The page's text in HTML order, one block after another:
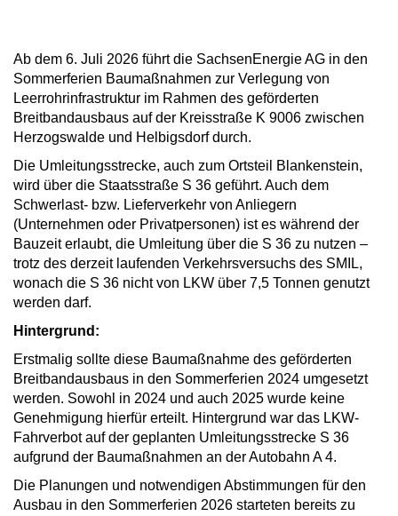
Ab dem 6. Juli 2026 führt die SachsenEnergie AG in den
Sommerferien Baumaßnahmen zur Verlegung von
Leerrohrinfrastruktur im Rahmen des geförderten
Breitbandausbaus auf der Kreisstraße K 9006 zwischen
Herzogswalde und Helbigsdorf durch.
Die Umleitungsstrecke, auch zum Ortsteil Blankenstein,
wird über die Staatsstraße S 36 geführt. Auch dem
Schwerlast- bzw. Lieferverkehr von Anliegern
(Unternehmen oder Privatpersonen) ist es während der
Bauzeit erlaubt, die Umleitung über die S 36 zu nutzen –
trotz des derzeit laufenden Verkehrsversuchs des SMIL,
wonach die S 36 nicht von LKW über 7,5 Tonnen genutzt
werden darf.
Hintergrund:
Erstmalig sollte diese Baumaßnahme des geförderten
Breitbandausbaus in den Sommerferien 2024 umgesetzt
werden. Sowohl in 2024 und auch 2025 wurde keine
Genehmigung hierfür erteilt. Hintergrund war das LKW-
Fahrverbot auf der geplanten Umleitungsstrecke S 36
aufgrund der Baumaßnahmen an der Autobahn A 4.
Die Planungen und notwendigen Abstimmungen für den
Ausbau in den Sommerferien 2026 starteten bereits zu